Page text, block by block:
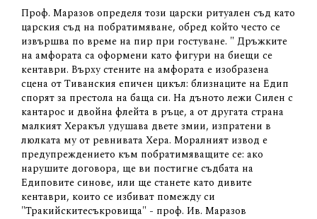
Проф. Маразов определя този царски ритуален съд като
царския съд на побратимяване, обред който често се
извършва по време на пир при гостуване. " Дръжките
на амфората са оформени като фигури на биещи се
кентаври. Върху стените на амфората е изобразена
сцена от Тиванския епичен цикъл: близнаците на Едип
спорят за престола на баща си. На дъното лежи Силен с
кантарос и двойна флейта в ръце, а от другата страна
малкият Херакъл удушава двете змии, изпратени в
люлката му от ревнивата Хера. Моралният извод е
предупреждението към побратимяващите се: ако
нарушите договора, ще ви постигне съдбата на
Едиповите синове, или ще станете като дивите
кентаври, които се избиват помежду си
"Тракийскитесъкровища" - проф. Ив. Маразов